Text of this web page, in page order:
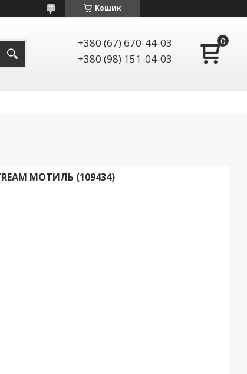
Кошик
+380 (67) 670-44-03
+380 (98) 151-04-03
МОТИЛЬ (109434)